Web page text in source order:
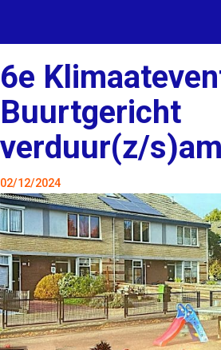
6e
Buurtgericht
verduur(z/
02/12/2024